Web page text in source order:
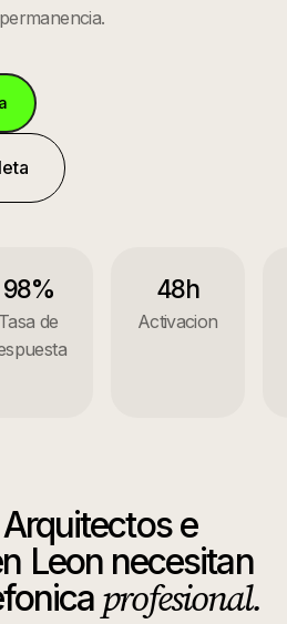
98%
Tasa de
48h
Activacion
Arquitectos e
Leonnecesitan
profesional.